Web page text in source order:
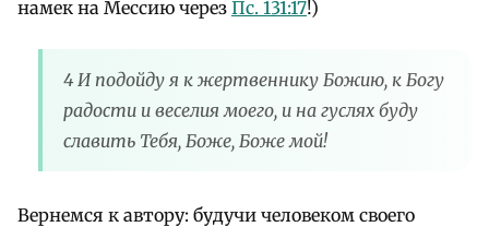
намек на Мессию через Пс. 131:17!)
4 И подойду я к жертвеннику Божию, к Богу
радости и веселия моего, и на гуслях буду
славить Тебя, Боже, Боже мой!
Вернемся к автору: будучи человеком своего